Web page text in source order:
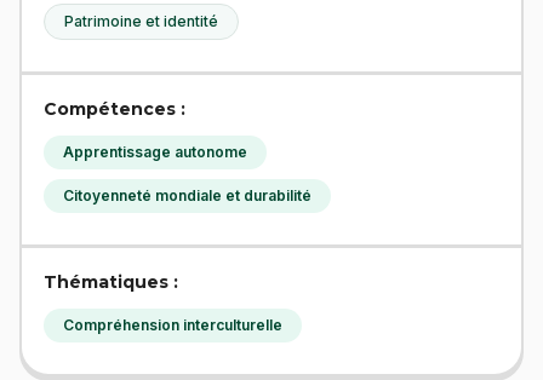
Patrimoine et identité
Compétences :
Apprentissage autonome
Citoyenneté mondiale et durabilité
Thématiques :
Compréhension interculturelle